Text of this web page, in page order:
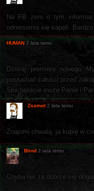
Na FB zero o tym
odniesienia się kapeli. Bardzo
HUMAN 2 lata temu
Dzisiaj premiera nowego
posłuchać całości przed
Słuchaliście może Panie i
Zsamot 2 lata temu
Znajomi chwalą, ja kupię w
Blind 2 lata temu
Chyba nie za dobrze się